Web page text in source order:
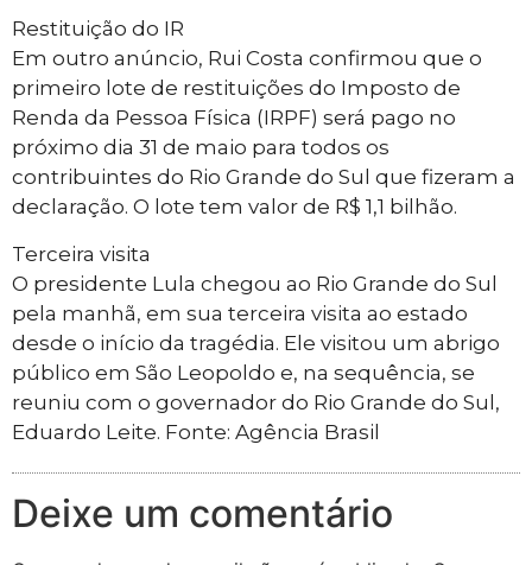
Restituição do IR
Em outro anúncio, Rui Costa confirmou que o
primeiro lote de restituições do Imposto de
Renda da Pessoa Física (IRPF) será pago no
próximo dia 31 de maio para todos os
contribuintes do Rio Grande do Sul que fizeram a
declaração. O lote tem valor de R$ 1,1 bilhão.
Terceira visita
O presidente Lula chegou ao Rio Grande do Sul
pela manhã, em sua terceira visita ao estado
desde o início da tragédia. Ele visitou um abrigo
público em São Leopoldo e, na sequência, se
reuniu com o governador do Rio Grande do Sul,
Eduardo Leite. Fonte: Agência Brasil
Deixe um comentário